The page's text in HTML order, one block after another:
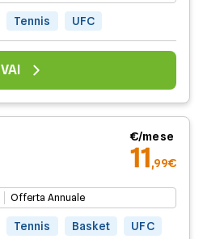
Tennis UFC
VAI
€/mese
11,99€
Offerta Annuale
Tennis Basket UFC